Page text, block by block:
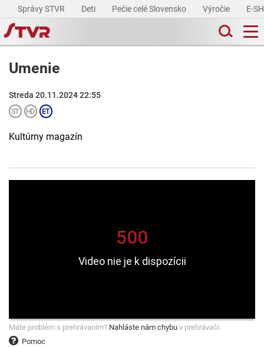
Správy STVR Deti Pečie celé Slovensko Výročie E-
Umenie
Streda 20.11.2024 22:55
Kultúrny magazín
Pomoc
Máte problém s prehrávaním? Nahláste nám chybu v prehrávači.